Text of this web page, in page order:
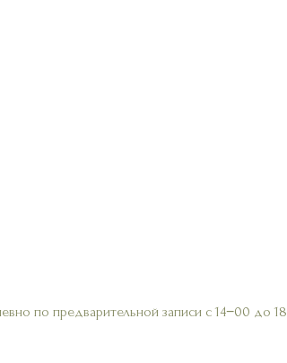
по предварительной записи с 14−00 до